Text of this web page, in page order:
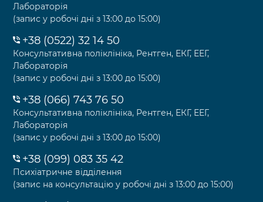
Лабораторія
(запис у робочі дні з 13:00 до 15:00)
+38 (0522) 32 14 50
Консультативна поліклініка, Рентген, ЕКГ, ЕЕГ,
Лабораторія
(запис у робочі дні з 13:00 до 15:00)
+38 (066) 743 76 50
Консультативна поліклініка, Рентген, ЕКГ, ЕЕГ,
Лабораторія
(запис у робочі дні з 13:00 до 15:00)
+38 (099) 083 35 42
Психіатричне відділення
(запис на консультацію у робочі дні з 13:00 до 15:00)